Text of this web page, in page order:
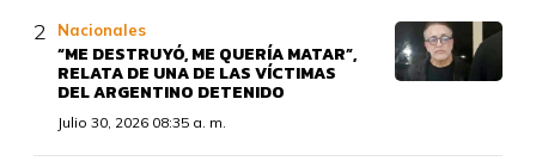
Nacionales
“ME DESTRUYÓ, ME QUERÍA MATAR”,
RELATA DE UNA DE LAS VÍCTIMAS
DEL ARGENTINO DETENIDO
Julio 30, 2026 08:35 a. m.